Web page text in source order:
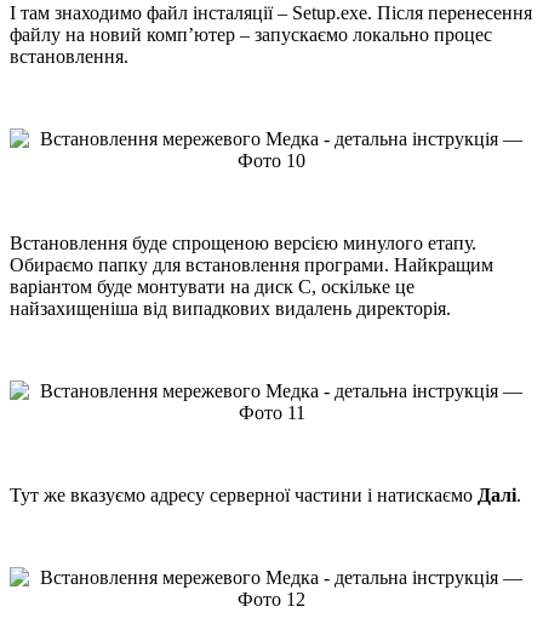
І там знаходимо файл інсталяції – Setup.exe. Після перенесення
файлу на новий комп’ютер – запускаємо локально процес
встановлення.
Встановлення буде спрощеною версією минулого етапу.
Обираємо папку для встановлення програми. Найкращим
варіантом буде монтувати на диск С, оскільке це
найзахищеніша від випадкових видалень директорія.
Тут же вказуємо адресу серверної частини і натискаємо Далі.